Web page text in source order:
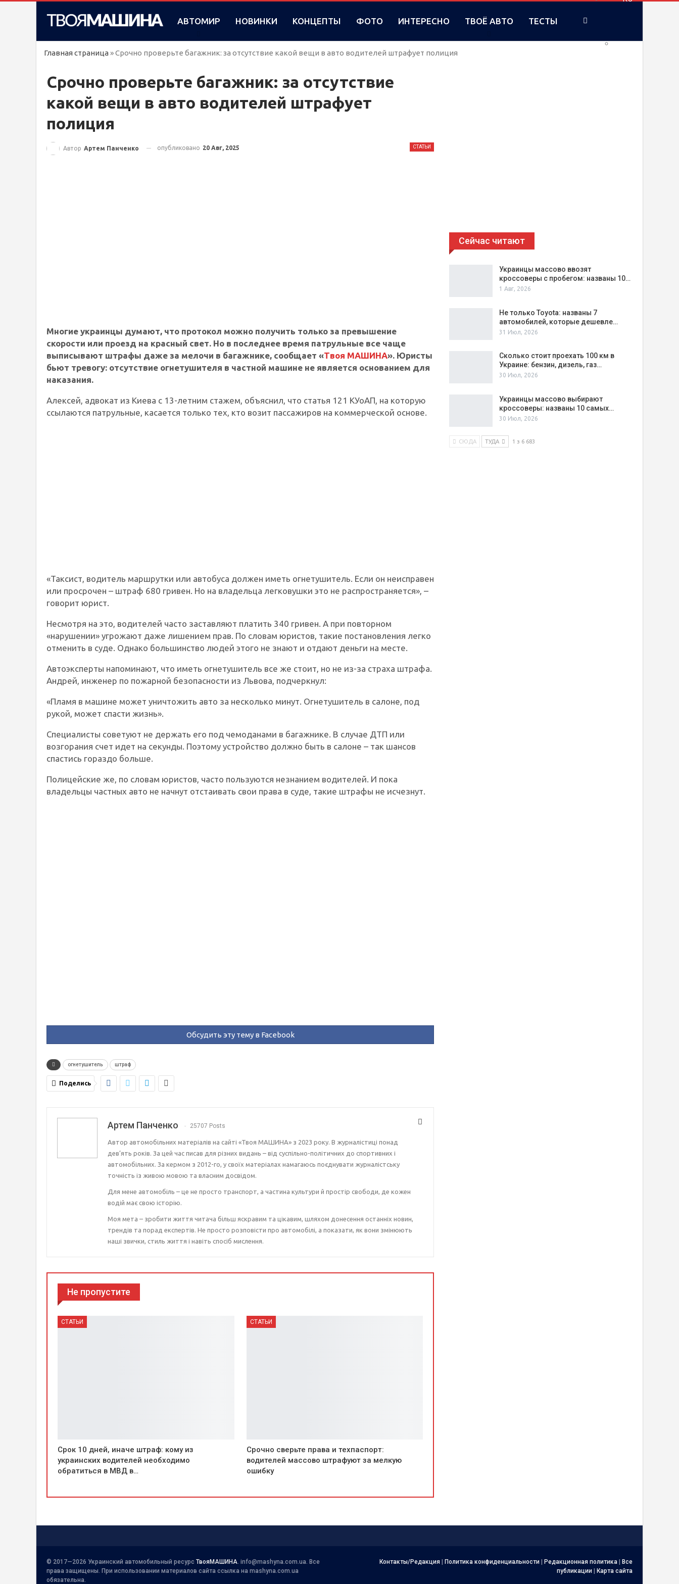
UA
АВТОМИР НОВИНКИ КОНЦЕПТЫ ФОТО ИНТЕРЕСНО ТВОЁ АВТО ТЕСТЫ
Главная страница »Срочно проверьте багажник: за отсутствие какой вещи в авто водителей штрафует полиция
Срочно проверьте багажник: за отсутствие
какой вещи в авто водителей штрафует
полиция
СТАТЬИ
Автор Артем Панченко опубликовано 20 Авг, 2025
Многие украинцы думают, что протокол можно получить только за превышение
скорости или проезд на красный свет. Но в последнее время патрульные все чаще
выписывают штрафы даже за мелочи в багажнике, сообщает «Твоя МАШИНА». Юристы
бьют тревогу: отсутствие огнетушителя в частной машине не является основанием для
наказания.
Алексей, адвокат из Киева с 13-летним стажем, объяснил, что статья 121 КУоАП, на которую
ссылаются патрульные, касается только тех, кто возит пассажиров на коммерческой основе.
«Таксист, водитель маршрутки или автобуса должен иметь огнетушитель. Если он неисправен
или просрочен – штраф 680 гривен. Но на владельца легковушки это не распространяется», –
говорит юрист.
Несмотря на это, водителей часто заставляют платить 340 гривен. А при повторном
«нарушении» угрожают даже лишением прав. По словам юристов, такие постановления легко
отменить в суде. Однако большинство людей этого не знают и отдают деньги на месте.
Автоэксперты напоминают, что иметь огнетушитель все же стоит, но не из-за страха штрафа.
Андрей, инженер по пожарной безопасности из Львова, подчеркнул:
«Пламя в машине может уничтожить авто за несколько минут. Огнетушитель в салоне, под
рукой, может спасти жизнь».
Специалисты советуют не держать его под чемоданами в багажнике. В случае ДТП или
возгорания счет идет на секунды. Поэтому устройство должно быть в салоне – так шансов
спастись гораздо больше.
Полицейские же, по словам юристов, часто пользуются незнанием водителей. И пока
владельцы частных авто не начнут отстаивать свои права в суде, такие штрафы не исчезнут.
Обсудить эту тему в Facebook
огнетушитель штраф
Поделись
Артем Панченко 25707 Posts
Автор автомобільних матеріалів на сайті «Твоя МАШИНА» з 2023 року. В журналістиці понад
дев’ять років. За цей час писав для різних видань – від суспільно-політичних до спортивних і
автомобільних. За кермом з 2012-го, у своїх матеріалах намагаюсь поєднувати журналістську
точність із живою мовою та власним досвідом.
Для мене автомобіль – це не просто транспорт, а частина культури й простір свободи, де кожен
водій має свою історію.
Моя мета – зробити життя читача більш яскравим та цікавим, шляхом донесення останніх новин,
трендів та порад експертів. Не просто розповісти про автомобілі, а показати, як вони змінюють
наші звички, стиль життя і навіть спосіб мислення.
Не пропустите
СТАТЬИ
Срок 10 дней, иначе штраф: кому из
украинских водителей необходимо
обратиться в МВД в…
СТАТЬИ
Срочно сверьте права и техпаспорт:
водителей массово штрафуют за мелкую
ошибку
Сейчас читают
Украинцы массово ввозят
кроссоверы с пробегом: названы 10…
1 Авг, 2026
Не только Toyota: названы 7
автомобилей, которые дешевле…
31 Июл, 2026
Сколько стоит проехать 100 км в
Украине: бензин, дизель, газ…
30 Июл, 2026
Украинцы массово выбирают
кроссоверы: названы 10 самых…
30 Июл, 2026
СЮДА ТУДА 1 з 6 683
© 2017—2026 Украинский автомобильный ресурс ТвояМАШИНА info@mashyna.com.ua . Все
права защищены. При использовании материалов сайта ссылка на mashyna.com.ua
обязательна.
Контакты/Редакция | Политика конфиденциальности | Редакционная политика | Все
публикации | Карта сайта